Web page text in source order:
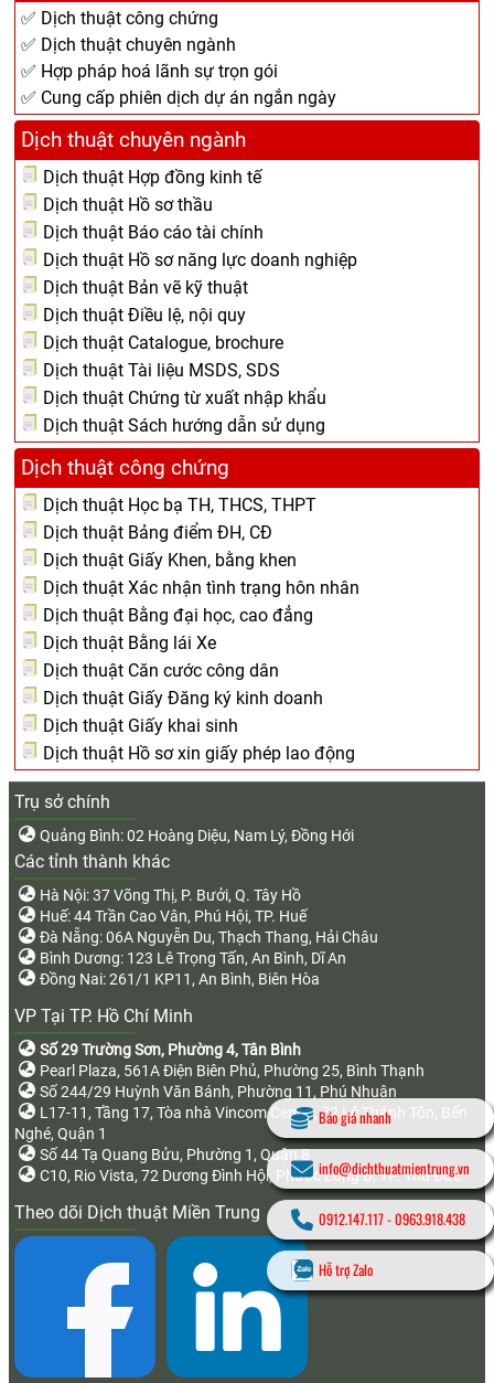
✅ Dịch thuật công chứng
✅ Dịch thuật chuyên ngành
✅ Hợp pháp hoá lãnh sự trọn gói
✅ Cung cấp phiên dịch dự án ngắn ngày
Dịch thuật chuyên ngành
Dịch thuật Hợp đồng kinh tế
Dịch thuật Hồ sơ thầu
Dịch thuật Báo cáo tài chính
Dịch thuật Hồ sơ năng lực doanh nghiệp
Dịch thuật Bản vẽ kỹ thuật
Dịch thuật Điều lệ, nội quy
Dịch thuật Catalogue, brochure
Dịch thuật Tài liệu MSDS, SDS
Dịch thuật Chứng từ xuất nhập khẩu
Dịch thuật Sách hướng dẫn sử dụng
Dịch thuật công chứng
Dịch thuật Học bạ TH, THCS, THPT
Dịch thuật Bảng điểm ĐH, CĐ
Dịch thuật Giấy Khen, bằng khen
Dịch thuật Xác nhận tình trạng hôn nhân
Dịch thuật Bằng đại học, cao đẳng
Dịch thuật Bằng lái Xe
Dịch thuật Căn cước công dân
Dịch thuật Giấy Đăng ký kinh doanh
Dịch thuật Giấy khai sinh
Dịch thuật Hồ sơ xin giấy phép lao động
Trụ sở chính
Quảng Bình: 02 Hoàng Diệu, Nam Lý, Đồng Hới
Các tỉnh thành khác
Hà Nội: 37 Võng Thị, P. Bưởi, Q. Tây Hồ
Huế: 44 Trần Cao Vân, Phú Hội, TP. Huế
Đà Nẵng: 06A Nguyễn Du, Thạch Thang, Hải Châu
Bình Dương: 123 Lê Trọng Tấn, An Bình, Dĩ An
Đồng Nai: 261/1 KP11, An Bình, Biên Hòa
VP Tại TP. Hồ Chí Minh
Số 29 Trường Sơn, Phường 4, Tân Bình
Pearl Plaza, 561A Điện Biên Phủ, Phường 25, Bình Thạnh
Số 244/29 Huỳnh Văn Bánh, Phường 11, Phú Nhuận
L17-11, Tầng 17, Tòa nhà Vincom Center, 72 Lê Thánh Tôn, Bến
Nghé, Quận 1
Số 44 Tạ Quang Bửu, Phường 1, Quận 8
C10, Rio Vista, 72 Dương Đình Hội, Phước Long B, TP. Thủ Đức
Theo dõi Dịch thuật Miền Trung
Báo giá nhanh
info@dichthuatmientrung.vn
0912.147.117-0963.918.438
Hỗ trợ Zalo